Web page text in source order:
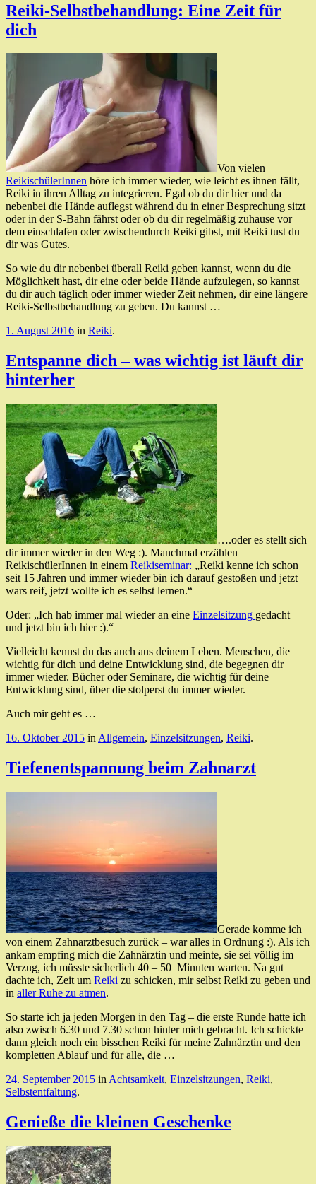
Reiki-Selbstbehandlung: Eine Zeit für
dich
Von vielen
ReikischülerInnen höre ich immer wieder, wie leicht es ihnen fällt,
Reiki in ihren Alltag zu integrieren. Egal ob du dir hier und da
nebenbei die Hände auflegst während du in einer Besprechung sitzt
oder in der S-Bahn fährst oder ob du dir regelmäßig zuhause vor
dem einschlafen oder zwischendurch Reiki gibst, mit Reiki tust du
dir was Gutes.
So wie du dir nebenbei überall Reiki geben kannst, wenn du die
Möglichkeit hast, dir eine oder beide Hände aufzulegen, so kannst
du dir auch täglich oder immer wieder Zeit nehmen, dir eine längere
Reiki-Selbstbehandlung zu geben. Du kannst …
1. August 2016 in Reiki.
Entspanne dich – was wichtig ist läuft dir
hinterher
….oder es stellt sich
dir immer wieder in den Weg :). Manchmal erzählen
ReikischülerInnen in einem Reikiseminar: „Reiki kenne ich schon
seit 15 Jahren und immer wieder bin ich darauf gestoßen und jetzt
wars reif, jetzt wollte ich es selbst lernen.“
Oder: „Ich hab immer mal wieder an eine Einzelsitzung gedacht –
und jetzt bin ich hier :).“
Vielleicht kennst du das auch aus deinem Leben. Menschen, die
wichtig für dich und deine Entwicklung sind, die begegnen dir
immer wieder. Bücher oder Seminare, die wichtig für deine
Entwicklung sind, über die stolperst du immer wieder.
Auch mir geht es …
16. Oktober 2015 in Allgemein, Einzelsitzungen, Reiki.
Tiefenentspannung beim Zahnarzt
Gerade komme ich
von einem Zahnarztbesuch zurück – war alles in Ordnung :). Als ich
ankam empfing mich die Zahnärztin und meinte, sie sei völlig im
Verzug, ich müsste sicherlich 40 – 50 Minuten warten. Na gut
dachte ich, Zeit um Reiki zu schicken, mir selbst Reiki zu geben und
in aller Ruhe zu atmen.
So starte ich ja jeden Morgen in den Tag – die erste Runde hatte ich
also zwisch 6.30 und 7.30 schon hinter mich gebracht. Ich schickte
dann gleich noch ein bisschen Reiki für meine Zahnärztin und den
kompletten Ablauf und für alle, die …
24. September 2015 in Achtsamkeit, Einzelsitzungen, Reiki,
Selbstentfaltung.
Genieße die kleinen Geschenke